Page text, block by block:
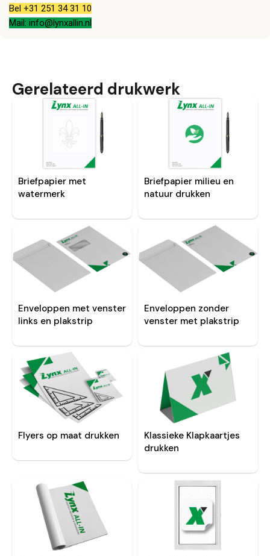
Bel +31 251 34 31 10
Mail: info@lynxallin.nl
Gerelateerd drukwerk
Briefpapier met
watermerk
Briefpapier milieu en
natuur drukken
Enveloppen met venster
links en plakstrip
Enveloppen zonder
venster met plakstrip
Flyers op maat drukken
Klassieke Klapkaartjes
drukken